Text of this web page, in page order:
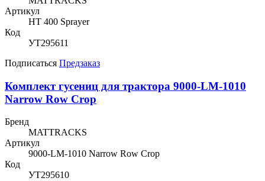
Артикул
HT 400 Sprayer
Код
УТ295611
Подписаться Предзаказ
Комплект гусениц для трактора 9000-LM-1010
Narrow Row Crop
Бренд
MATTRACKS
Артикул
9000-LM-1010 Narrow Row Crop
Код
УТ295610